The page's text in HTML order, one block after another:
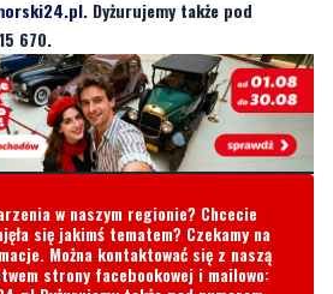
w naszym regionie? Chcecie
się jakimś tematem? Czekamy na
Można kontaktować się z naszą
Dyżurujemy także pod numerem